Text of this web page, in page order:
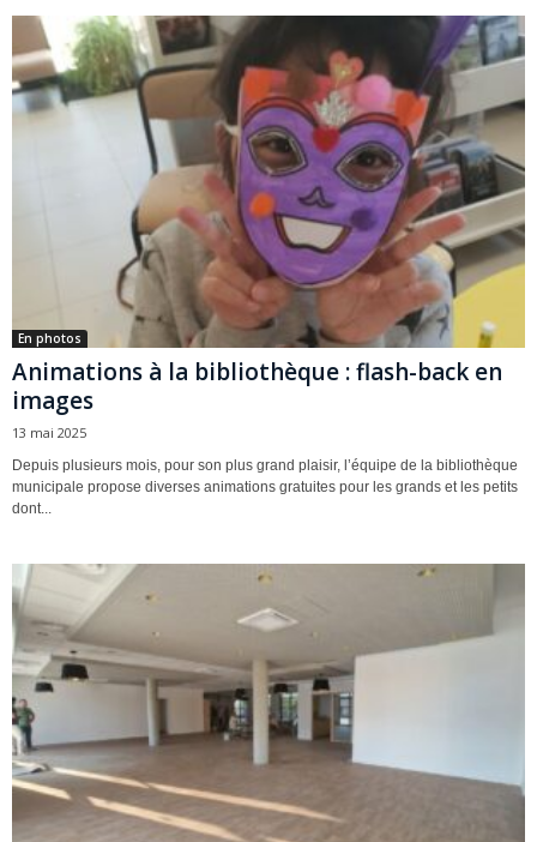
En photos
Animations à la bibliothèque : flash-back en
images
13 mai 2025
Depuis plusieurs mois, pour son plus grand plaisir, l’équipe de la bibliothèque
municipale propose diverses animations gratuites pour les grands et les petits
dont...